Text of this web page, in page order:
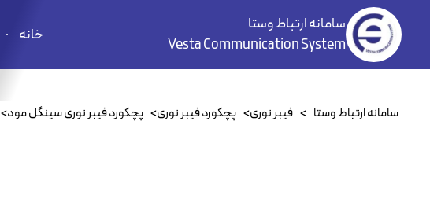
سامانه ارتباط وستا
Vesta Communication System
خانه
سامانه ارتباط وستا > فیبر نوری> پچکورد فیبر نوری> پچکورد فیبر نوری سینگل مود>